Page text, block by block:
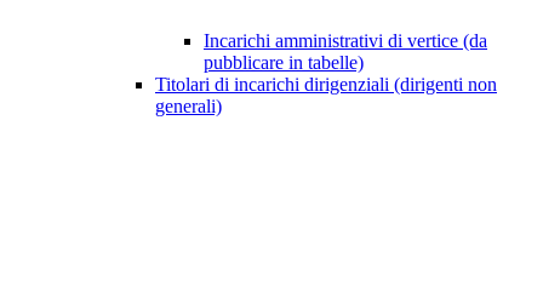
Incarichi amministrativi di vertice (da
pubblicare in tabelle)
Titolari di incarichi dirigenziali (dirigenti non
generali)